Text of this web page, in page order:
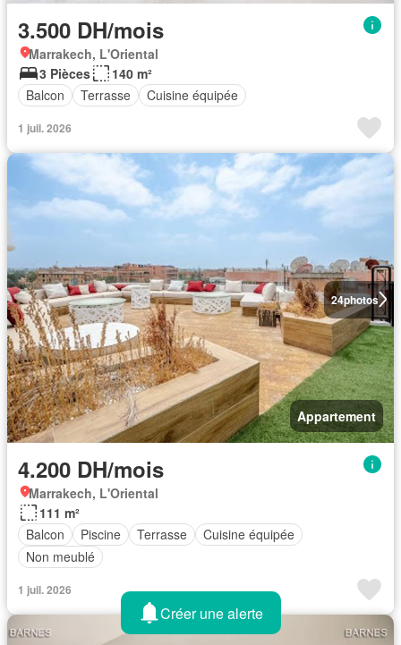
3.500 DH/mois
Marrakech, L'Oriental
3 Pièces
140 m²
Balcon
Terrasse Cuisine équipée
1 juil. 2026
24photos
Appartement
4.200 DH/mois
Marrakech, L'Oriental
111 m²
Balcon
Piscine Terrasse
Cuisine équipée
Non meublé
1 juil. 2026
Créer une alerte